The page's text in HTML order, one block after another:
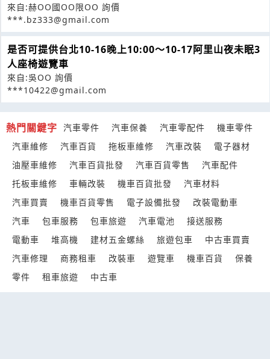
來自:赫OO國OO限OO 詢價
***.bz333@gmail.com
是否可提供台北10-16晚上10:00～10-17阿里山夜未眠3
人座椅遊覽車
來自:吳OO 詢價
***10422@gmail.com
熱門關鍵字 汽車零件 汽車保養 汽車零配件
機車零件
汽車維修
汽車百貨 拖板車維修 汽車改裝
電子器材
油壓車維修
汽車百貨批發 汽車百貨零售
汽車配件
托板車維修
車輛改裝 機車百貨批發
汽車材料
汽車買賣
機車百貨零售 電子設備批發
改裝電動車
汽車
包車服務 包車旅遊 汽車電池
接送服務
電動車
堆高機 建材五金螺絲 旅遊包車
中古車買賣
汽車修理
商務租車 改裝車 遊覽車 機車百貨
保養
零件
租車旅遊 中古車